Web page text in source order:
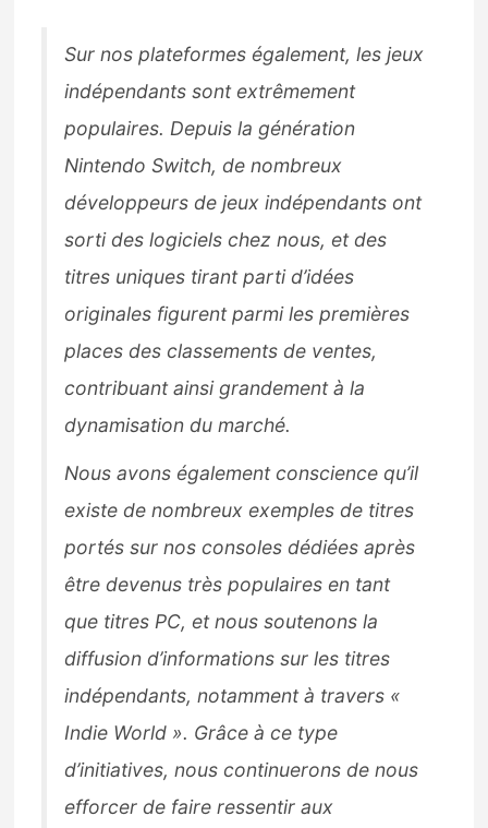
Sur nos plateformes également, les jeux
indépendants sont extrêmement
populaires. Depuis la génération
Nintendo Switch, de nombreux
développeurs de jeux indépendants ont
sorti des logiciels chez nous, et des
titres uniques tirant parti d’idées
originales figurent parmi les premières
places des classements de ventes,
contribuant ainsi grandement à la
dynamisation du marché.
Nous avons également conscience qu’il
existe de nombreux exemples de titres
portés sur nos consoles dédiées après
être devenus très populaires en tant
que titres PC, et nous soutenons la
diffusion d’informations sur les titres
indépendants, notamment à travers «
Indie World ». Grâce à ce type
d’initiatives, nous continuerons de nous
efforcer de faire ressentir aux